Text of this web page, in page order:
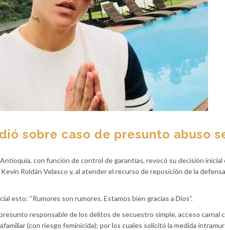
sobre caso de presunto abuso
con función de control de garantías, revocó su decisión inicial
Roldán Velasco y, al atender el recurso de reposición de la
esto: “Rumores son rumores. Estamos bien gracias a Dios”.
responsable de los delitos de secuestro simple, acceso carnal
(con riesgo feminicida); por los cuales solicitó la medida